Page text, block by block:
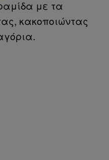
με τα
κακοποιώντας